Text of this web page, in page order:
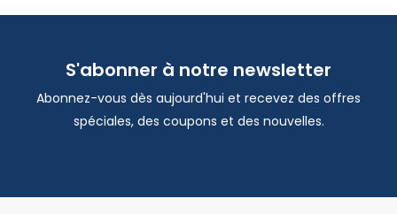
S'abonner à notre newsletter
Abonnez-vous dès aujourd'hui et recevez des offres
spéciales, des coupons et des nouvelles.